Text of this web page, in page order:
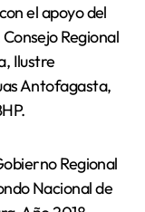
el apoyo del
Regional
Ilustre
Antofagasta,
Regional
Nacional de